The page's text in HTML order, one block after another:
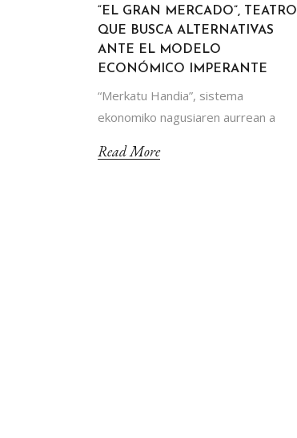
“EL GRAN MERCADO”, TEATRO
QUE BUSCA ALTERNATIVAS
ANTE EL MODELO
ECONÓMICO IMPERANTE
“Merkatu Handia”, sistema
ekonomiko nagusiaren aurrean a
Read More